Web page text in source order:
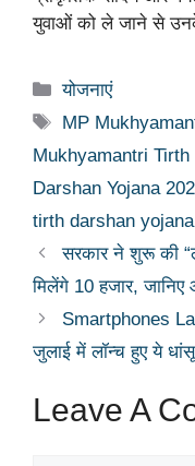
युवाओं को ले जाने से उनके
Categories
योजनाएं
Tags
MP
Mukhyamantri
Darshan Yojana
tirth darshan
सरकार ने शुरू की
मिलेंगे 10 हजार, जानिए
Smartphones
जुलाई में लॉन्च हुए ये धांसू
Leave A